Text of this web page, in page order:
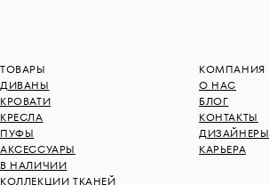
ТОВАРЫ
ДИВАНЫ
КРОВАТИ
КРЕСЛА
ПУФЫ
АКСЕССУАРЫ
В НАЛИЧИИ
КОЛЛЕКЦИИ ТКАНЕЙ
КОМПАНИЯ
О НАС
БЛОГ
КОНТАКТЫ
ДИЗАЙНЕРЫ
КАРЬЕРА